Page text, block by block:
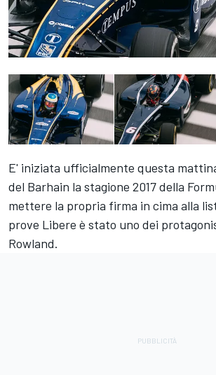
E' iniziata ufficialmente questa
del Barhain la stagione 2017 della
mettere la propria firma in cima alla
prove Libere è stato uno dei
Rowland.